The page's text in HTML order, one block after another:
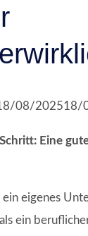
08/202518/
Eine
ein eigenes
ein